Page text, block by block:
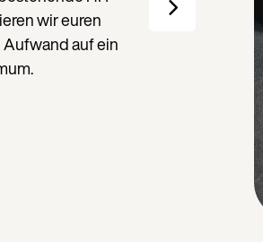
wir euren
auf ein